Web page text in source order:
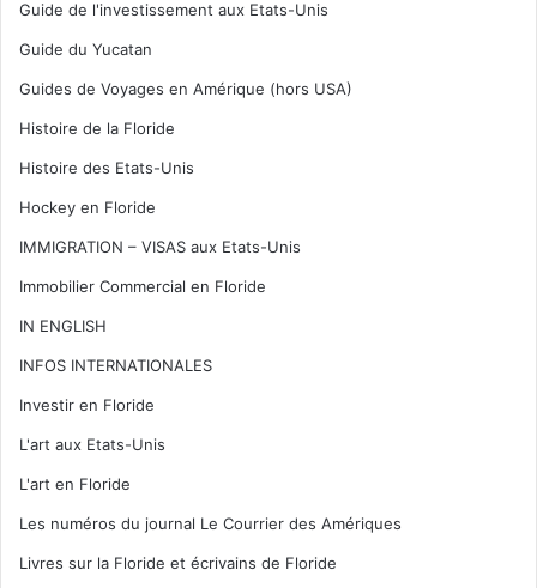
Guide de l'investissement aux Etats-Unis
Guide du Yucatan
Guides de Voyages en Amérique (hors USA)
Histoire de la Floride
Histoire des Etats-Unis
Hockey en Floride
IMMIGRATION – VISAS aux Etats-Unis
Immobilier Commercial en Floride
IN ENGLISH
INFOS INTERNATIONALES
Investir en Floride
L'art aux Etats-Unis
L'art en Floride
Les numéros du journal Le Courrier des Amériques
Livres sur la Floride et écrivains de Floride